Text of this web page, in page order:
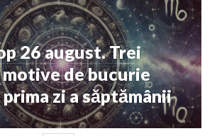
26 august. Trei
de bucurie
zi a săptămânii